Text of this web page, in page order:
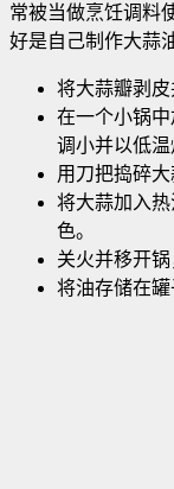
常被当做烹饪调料
好是自己制作大蒜
将大蒜瓣剥皮
在一个小锅
调小并以低
用刀把捣碎大
将大蒜加入
色。
关火并移开锅
将油存储在罐